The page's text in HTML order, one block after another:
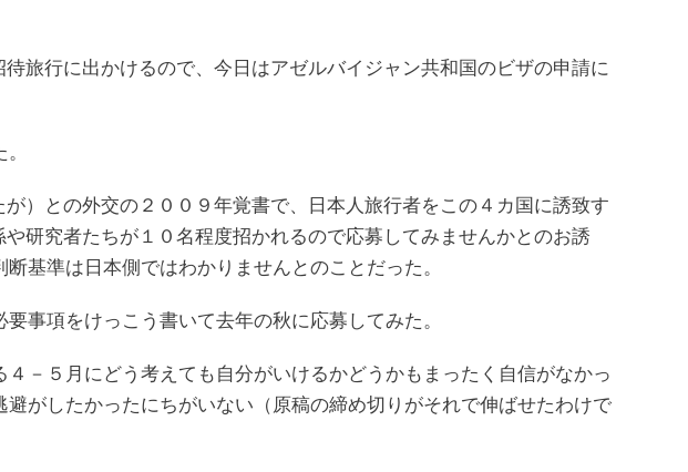
旅行に出かけるので、今日はアゼルバイジャン共和国のビザの申請に
）との外交の２００９年覚書で、日本人旅行者をこの４カ国に誘致す
研究者たちが１０名程度招かれるので応募してみませんかとのお誘
基準は日本側ではわかりませんとのことだった。
事項をけっこう書いて去年の秋に応募してみた。
－５月にどう考えても自分がいけるかどうかもまったく自信がなかっ
がしたかったにちがいない（原稿の締め切りがそれで伸ばせたわけで